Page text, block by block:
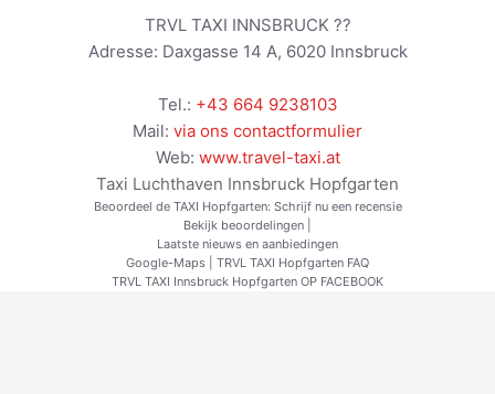
TRVL TAXI INNSBRUCK ??
Adresse: Daxgasse 14 A, 6020 Innsbruck
Tel.: +43 664 9238103
Mail: via ons contactformulier
Web: www.travel-taxi.at
Taxi Luchthaven Innsbruck Hopfgarten
Beoordeel de TAXI Hopfgarten: Schrijf nu een recensie
Bekijk beoordelingen
Laatste nieuws en aanbiedingen
Google-Maps
TRVL TAXI Hopfgarten FAQ
TRVL TAXI Innsbruck Hopfgarten OP FACEBOOK